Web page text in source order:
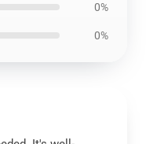
0%
0%